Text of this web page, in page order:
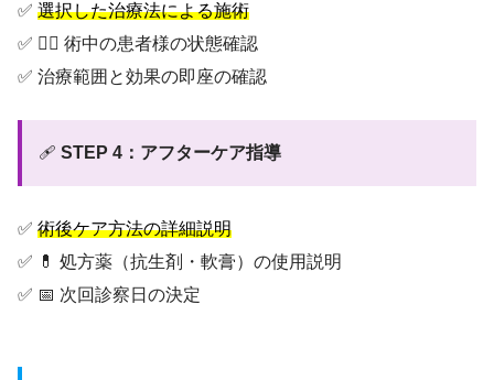
✅ 選択した治療法による施術
✅ 👨‍⚕️ 術中の患者様の状態確認
✅ 治療範囲と効果の即座の確認
🩹 STEP 4：アフターケア指導
✅ 術後ケア方法の詳細説明
✅ 💊 処方薬（抗生剤・軟膏）の使用説明
✅ 📅 次回診察日の決定